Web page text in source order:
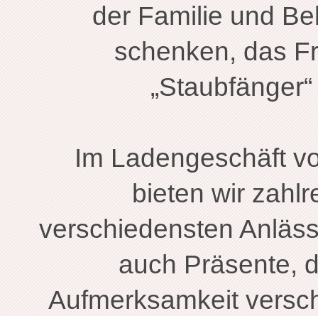
der Familie und
schenken, das
Im Ladengeschäft
bieten wir
verschiedensten
auch Präsente,
Aufmerksamkeit